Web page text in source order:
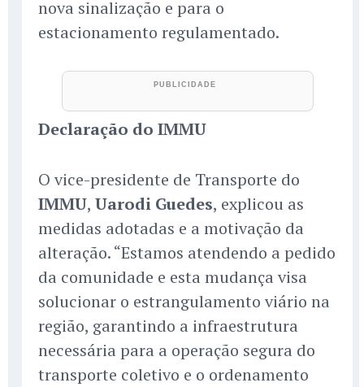
nova sinalização e para o
estacionamento regulamentado.
Declaração do IMMU
O vice-presidente de Transporte do
IMMU, Uarodi Guedes, explicou as
medidas adotadas e a motivação da
alteração. “Estamos atendendo a pedido
da comunidade e esta mudança visa
solucionar o estrangulamento viário na
região, garantindo a infraestrutura
necessária para a operação segura do
transporte coletivo e o ordenamento